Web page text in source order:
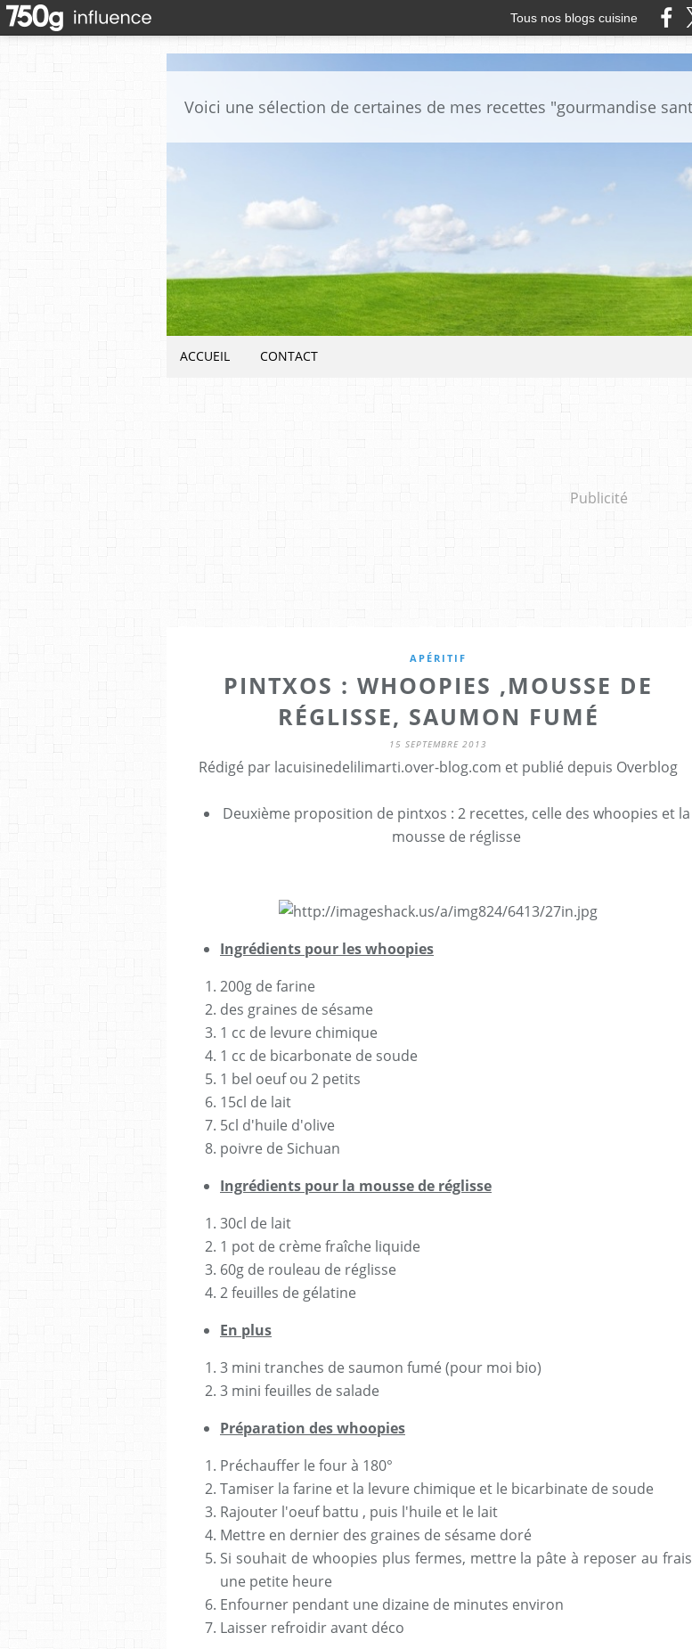
Tous nos blogs cuisine
ACCUEIL CONTACT
Publicité
APÉRITIF
PINTXOS : WHOOPIES ,MOUSSE DE
RÉGLISSE, SAUMON FUMÉ
15 SEPTEMBRE 2013
Rédigé par lacuisinedelilimarti.over-blog.com et publié depuis Overblog
Deuxième proposition de pintxos : 2 recettes, celle des whoopies et la
mousse de réglisse
Ingrédients pour les whoopies
200g de farine
des graines de sésame
1 cc de levure chimique
1 cc de bicarbonate de soude
1 bel oeuf ou 2 petits
15cl de lait
5cl d'huile d'olive
poivre de Sichuan
Ingrédients pour la mousse de réglisse
30cl de lait
1 pot de crème fraîche liquide
60g de rouleau de réglisse
2 feuilles de gélatine
En plus
3 mini tranches de saumon fumé (pour moi bio)
3 mini feuilles de salade
Préparation des whoopies
Préchauffer le four à 180°
Tamiser la farine et la levure chimique et le bicarbinate de soude
Rajouter l'oeuf battu , puis l'huile et le lait
Mettre en dernier des graines de sésame doré
Si souhait de whoopies plus fermes, mettre la pâte à reposer au frais
une petite heure
Enfourner pendant une dizaine de minutes environ
Laisser refroidir avant déco